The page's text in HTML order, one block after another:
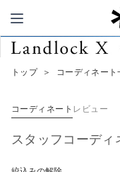
トップ ＞ コーディネート
コーディネート レビュー
スタッフコーディ